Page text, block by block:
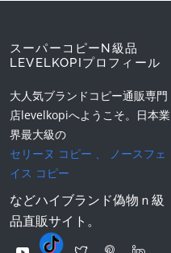
スーパーコピーN級品
LEVELKOPIプロフィール
大人気ブランドコピー通販専門
店levelkopiへようこそ。日本業
界最大級の
セリーヌ コピー 、
ノースフェ
イス コピー
などハイブランド偽物ｎ級
品直販サイト。